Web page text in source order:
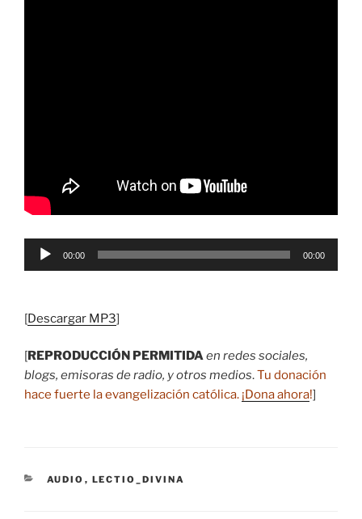
Reproductor
00:00 00:00
[Descargar MP3]
[REPRODUCCIÓN PERMITIDAen redes sociales,
blogs, emisoras de radio, y otros medios.Tu donación
hace fuerte la evangelización católica. ¡Dona ahora!]
CATEGORÍAS
AUDIO , LECTIO_DIVINA